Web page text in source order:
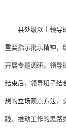
县处级以上领导
重要指示批示精神，
开展专题调研。领导
结束后，领导班子结
想的立场观点方法，
践、推动工作的思路